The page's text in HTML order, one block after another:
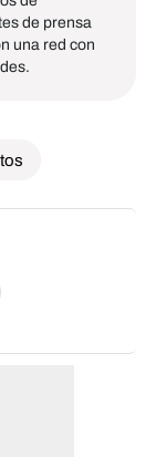
de prensa
una red con